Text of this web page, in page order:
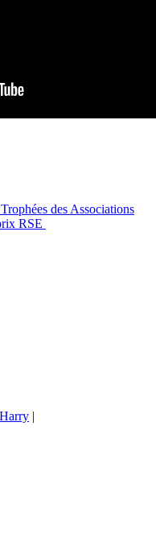
des Associations
RSE
|